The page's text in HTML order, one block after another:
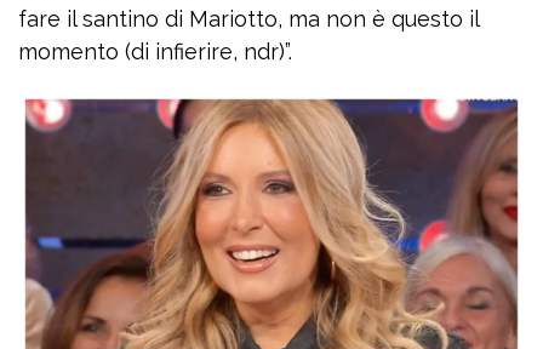
fare il santino di Mariotto, ma non è questo il
momento (di infierire, ndr)”.